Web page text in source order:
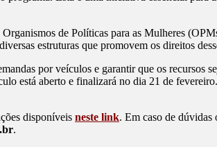
de Políticas para as Mulheres
estruturas que promovem os direitos
por veículos e garantir que os recursos
está aberto e finalizará no dia 21 de
disponíveis neste link. Em caso de
.